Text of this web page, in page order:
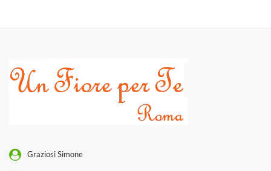
Graziosi Simone